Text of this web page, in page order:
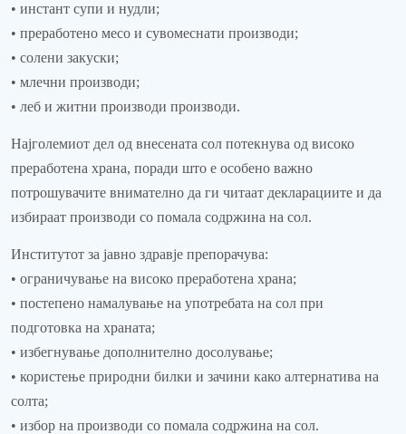
• инстант супи и нудли;
• преработено месо и сувомеснати производи;
• солени закуски;
• млечни производи;
• леб и житни производи производи.
Најголемиот дел од внесената сол потекнува од високо
преработена храна, поради што е особено важно
потрошувачите внимателно да ги читаат декларациите и да
избираат производи со помала содржина на сол.
Институтот за јавно здравје препорачува:
• ограничување на високо преработена храна;
• постепено намалување на употребата на сол при
подготовка на храната;
• избегнување дополнително досолување;
• користење природни билки и зачини како алтернатива на
солта;
• избор на производи со помала содржина на сол.